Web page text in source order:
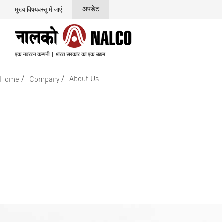
मुख्य विषयवस्तु में जाएं अपडेट
एक नवरत्न कम्पनी | भारत सरकार का एक उद्यम
Home / Company / About Us